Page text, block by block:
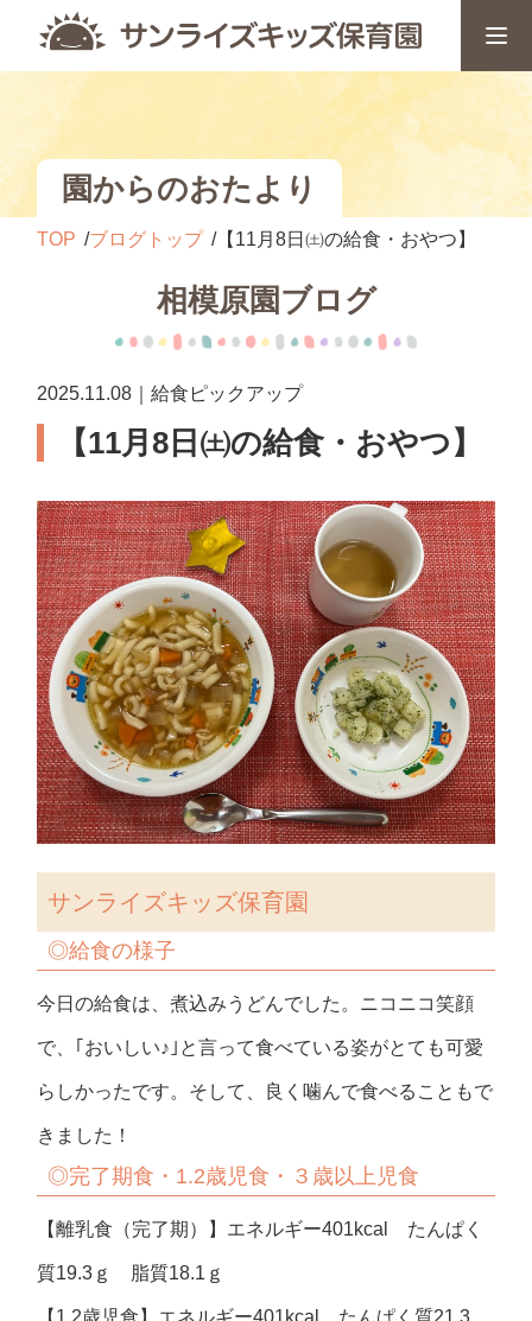
園からのおたより
TOP ブログトップ 【11月8日㈯の給食・おやつ】
相模原園ブログ
2025.11.08｜給食ピックアップ
【11月8日㈯の給食・おやつ】
サンライズキッズ保育園
◎給食の様子
今日の給食は、煮込みうどんでした。ニコニコ笑顔
で、｢おいしい♪｣と言って食べている姿がとても可愛
らしかったです。そして、良く噛んで食べることもで
きました！
◎完了期食・1.2歳児食・３歳以上児食
【離乳食（完了期）】エネルギー401kcal たんぱく
質19.3ｇ 脂質18.1ｇ